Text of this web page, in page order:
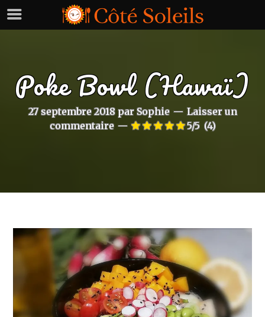
Poke Bowl (Hawaï)
27 septembre 2018 par Sophie
Laisser un
commentaire
5/5 (4)